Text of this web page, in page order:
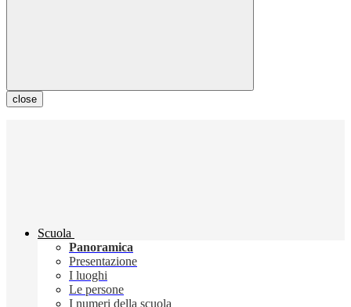
close
Scuola
Panoramica
Presentazione
I luoghi
Le persone
I numeri della scuola